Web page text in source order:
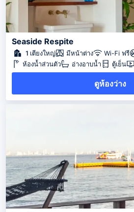
Seaside Respite
1 เตียงใหญ่ มีหน้าต่าง Wi-Fi ฟรี
ห้องน้ำส่วนตัว
อ่างอาบน้ำ ตู้เย็น
ดูห้องว่าง